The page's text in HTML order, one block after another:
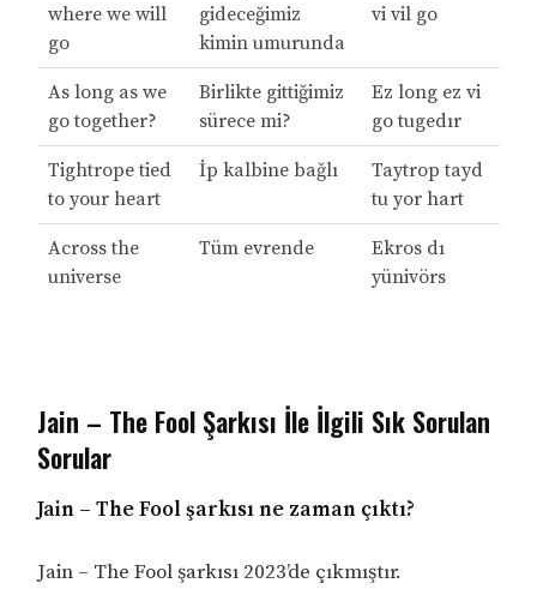
where we will
go
gideceğimiz
kimin umurunda
vi vil go
As long as we
go together?
Birlikte gittiğimiz
sürece mi?
Ez long ez vi
go tugedır
Tightrope tied
to your heart
İp kalbine bağlı
Taytrop tayd
tu yor hart
Across the
universe
Tüm evrende
Ekros dı
yünivörs
Jain – The Fool Şarkısı İle İlgili Sık Sorulan
Sorular
Jain – The Fool şarkısı ne zaman çıktı?
Jain – The Fool şarkısı 2023’de çıkmıştır.